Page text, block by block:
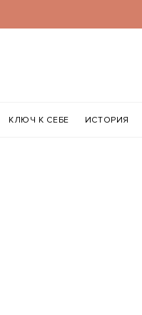
КЛЮЧ К СЕБЕ ИСТОРИЯ